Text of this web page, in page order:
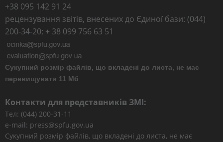
+38 095 142 91 24
рецензування звітів, внесених до Єдиної бази: (044)
200-34-20; + 38 099 756 63 51
Сукупний розмір файлів, що вкладені до листа, не має
перевищувати 11 Мб
Контакти для представників ЗМІ:
Тел: (044) 200-31-11
e-mail: press@spfu.gov.ua
Сукупний розмір файлів, що вкладені до листа, не має